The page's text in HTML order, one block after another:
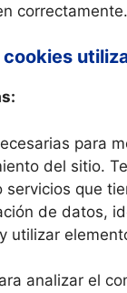
correctamente.
para
del sitio.
que
de datos,
utilizar
analizar el